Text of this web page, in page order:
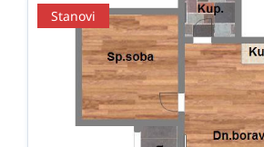
Stanovi